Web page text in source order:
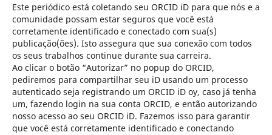
Este periódico está coletando seu ORCID iD para que nós e a
comunidade possam estar seguros que você está
corretamente identificado e conectado com sua(s)
publicação(ões). Isto assegura que sua conexão com todos
os seus trabalhos continue durante sua carreira.
Ao clicar o botão “Autorizar” no popup do ORCID,
pediremos para compartilhar seu iD usando um processo
autenticado seja registrando um ORCID iD oy, caso já tenha
um, fazendo login na sua conta ORCID, e então autorizando
nosso acesso ao seu ORCID iD. Fazemos isso para garantir
que você está corretamente identificado e conectando